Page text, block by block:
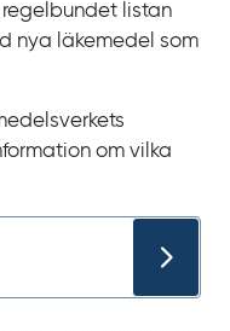
listan
nya läkemedel som
om vilka